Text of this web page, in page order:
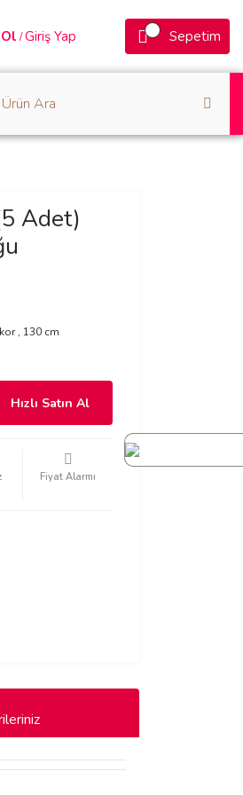
/Giriş Yap Sepetim
Adet)
, 130 cm
Hızlı Satın Al
Fiyat Alarmı